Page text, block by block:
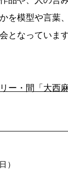
を模型や言葉
となっています
ー・間「大
）